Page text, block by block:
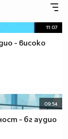
11:07
- високо
09:54
- бг аудио